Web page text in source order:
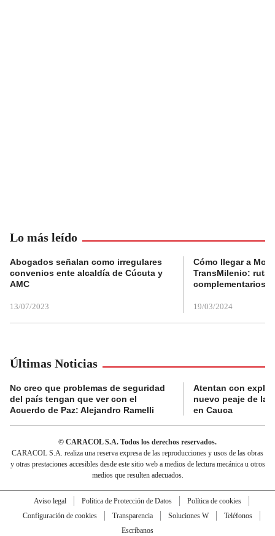
Lo más leído
Abogados señalan como irregulares
convenios ente alcaldía de Cúcuta y
AMC
13/07/2023
Cómo llegar a
TransMilenio:
complementarios
19/03/2024
Últimas Noticias
No creo que problemas de seguridad
del país tengan que ver con el
Acuerdo de Paz: Alejandro Ramelli
Atentan con
nuevo peaje de la
en Cauca
© CARACOL S.A. Todos los derechos reservados.
CARACOL S.A. realiza una reserva expresa de las reproducciones y usos de las obras
y otras prestaciones accesibles desde este sitio web a medios de lectura mecánica u otros
medios que resulten adecuados.
Aviso legal Política de Protección de Datos
Política de cookies
Configuración de cookies
Transparencia Soluciones W
Teléfonos
Escríbanos